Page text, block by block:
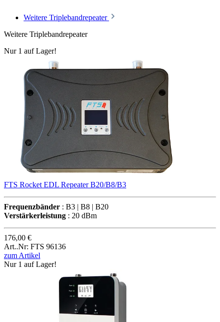
Weitere Triplebandrepeater
Weitere Triplebandrepeater
Nur 1 auf Lager!
FTS Rocket EDL Repeater B20/B8/B3
Frequenzbänder : B3 | B8 | B20
Verstärkerleistung : 20 dBm
176,00 €
Art..Nr: FTS 96136
zum Artikel
Nur 1 auf Lager!